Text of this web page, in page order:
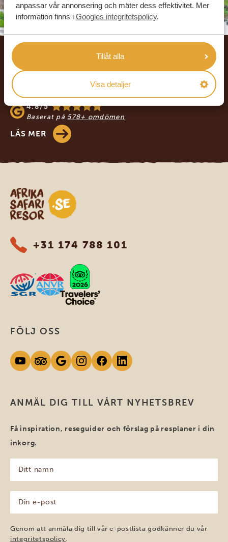
anpassar vår annonsering och mäter dess effektivitet. Mer
information finns i Googles integritetspolicy.
Tillåt alla
Visa detaljer
VÅRA KUNDER REKOMMENDERAR
AFRIKA SAFARI RESOR
Baserat på933+ omdömen
4.8/5
Baserat på 578+ omdömen
LÄS MER
Safari-resor i Afrika
+31 174 788 101
ANMÄL DIG TILL VÅRT NYHETSBREV
Få inspiration, reseguider och förslag på resplaner i din
inkorg.
namn
(Obligatoriskt)
post
(Obligatoriskt)
Genom att anmäla dig till vår e-postlista godkänner du vår
integritetspolicy.
FÖLJ OSS